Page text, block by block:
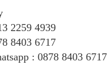
2259 4939
8403 6717
: 0878 8403 6717